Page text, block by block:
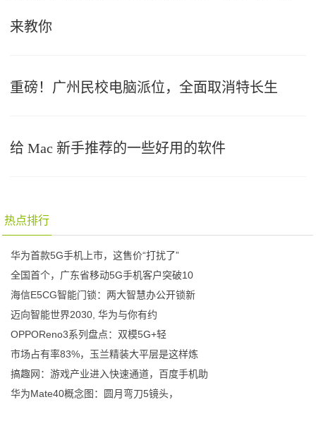
来教你
重磅！广州民校电脑派位，全面取消特长生
给 Mac 新手推荐的一些好用的软件
热点排行
华为首款5G手机上市，这售价“打扰了”
全国首个，广东省移动5G手机客户突破10
海信E5CG智能门锁：两大智慧办公开锁新
迈向智能世界2030, 华为与你有约
OPPOReno3系列盘点：双模5G+轻
市场占有率83%，玉兰精装大平层是这样炼
搞趣网：游戏产业进入快速通道，百度手机助
华为Mate40概念图：圆月弯刀5镜头，